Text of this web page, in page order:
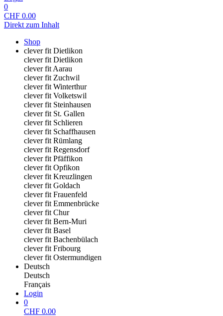
0
CHF 0.00
Direkt zum Inhalt
Shop
clever fit Dietlikon
clever fit Dietlikon
clever fit Aarau
clever fit Zuchwil
clever fit Winterthur
clever fit Volketswil
clever fit Steinhausen
clever fit St. Gallen
clever fit Schlieren
clever fit Schaffhausen
clever fit Rümlang
clever fit Regensdorf
clever fit Pfäffikon
clever fit Opfikon
clever fit Kreuzlingen
clever fit Goldach
clever fit Frauenfeld
clever fit Emmenbrücke
clever fit Chur
clever fit Bern-Muri
clever fit Basel
clever fit Bachenbülach
clever fit Fribourg
clever fit Ostermundigen
Deutsch
Deutsch
Français
Login
0
CHF 0.00